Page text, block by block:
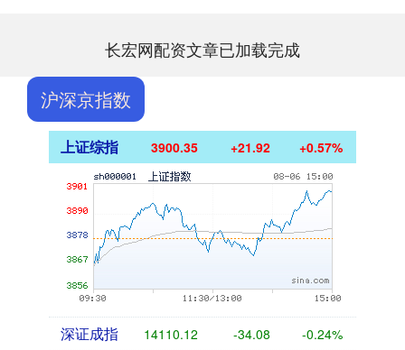
长宏网配资文章已加载完成
沪深京指数
上证综指 3900.35 +21.92 +0.57%
深证成指 14110.12 -34.08 -0.24%